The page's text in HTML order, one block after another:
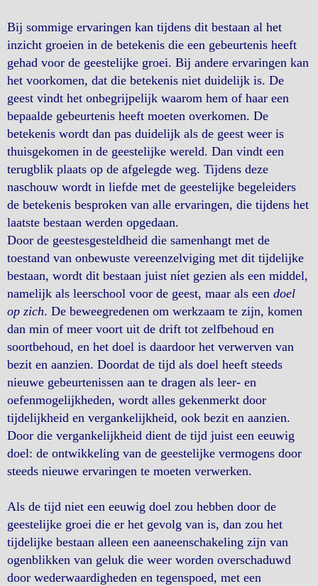
Bij sommige ervaringen kan tijdens dit bestaan al het
inzicht groeien in de betekenis die een gebeurtenis heeft
gehad voor de geestelijke groei. Bij andere ervaringen kan
het voorkomen, dat die betekenis niet duidelijk is. De
geest vindt het onbegrijpelijk waarom hem of haar een
bepaalde gebeurtenis heeft moeten overkomen. De
betekenis wordt dan pas duidelijk als de geest weer is
thuisgekomen in de geestelijke wereld. Dan vindt een
terugblik plaats op de afgelegde weg. Tijdens deze
naschouw wordt in liefde met de geestelijke begeleiders
de betekenis besproken van alle ervaringen, die tijdens het
laatste bestaan werden opgedaan.
Door de geestesgesteldheid die samenhangt met de
toestand van onbewuste vereenzelviging met dit tijdelijke
bestaan, wordt dit bestaan juist níet gezien als een middel,
namelijk als leerschool voor de geest, maar als een doel
op zich. De beweegredenen om werkzaam te zijn, komen
dan min of meer voort uit de drift tot zelfbehoud en
soortbehoud, en het doel is daardoor het verwerven van
bezit en aanzien. Doordat de tijd als doel heeft steeds
nieuwe gebeurtenissen aan te dragen als leer- en
oefenmogelijkheden, wordt alles gekenmerkt door
tijdelijkheid en vergankelijkheid, ook bezit en aanzien.
Door die vergankelijkheid dient de tijd juist een eeuwig
doel: de ontwikkeling van de geestelijke vermogens door
steeds nieuwe ervaringen te moeten verwerken.
Als de tijd niet een eeuwig doel zou hebben door de
geestelijke groei die er het gevolg van is, dan zou het
tijdelijke bestaan alleen een aaneenschakeling zijn van
ogenblikken van geluk die weer worden overschaduwd
door wederwaardigheden en tegenspoed, met een